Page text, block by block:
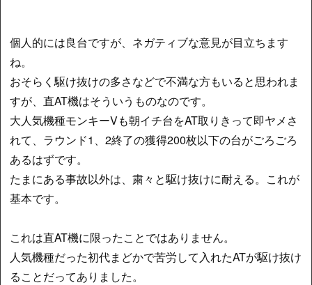
個人的には良台ですが、ネガティブな意見が目立ちます
ね。
おそらく駆け抜けの多さなどで不満な方もいると思われま
すが、直AT機はそういうものなのです。
大人気機種モンキーVも朝イチ台をAT取りきって即ヤメさ
れて、ラウンド1、2終了の獲得200枚以下の台がごろごろ
あるはずです。
たまにある事故以外は、粛々と駆け抜けに耐える。これが
基本です。
これは直AT機に限ったことではありません。
人気機種だった初代まどかで苦労して入れたATが駆け抜け
ることだってありました。